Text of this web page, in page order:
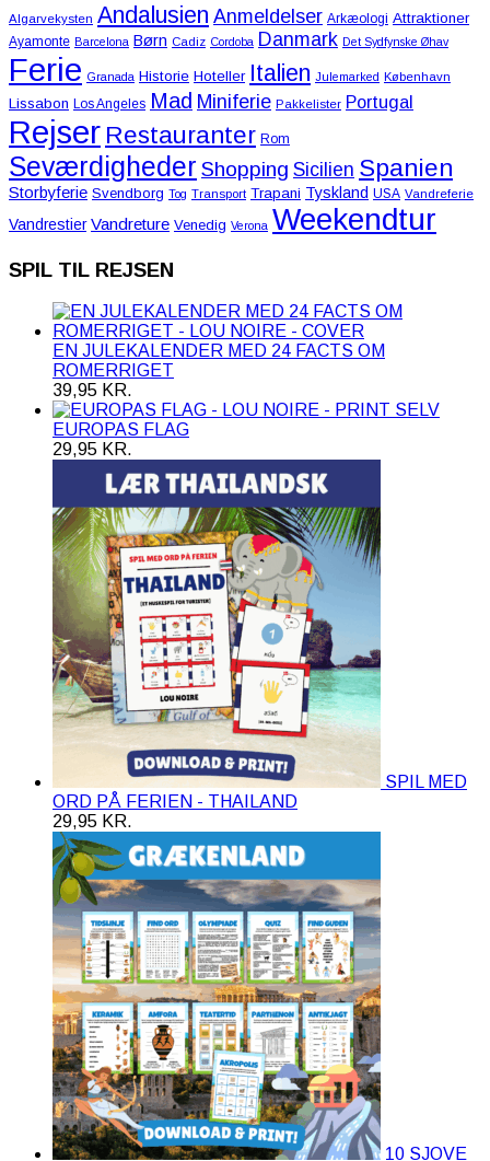
Algarvekysten Andalusien Anmeldelser Arkæologi Attraktioner
Ayamonte Barcelona Børn Cadiz Cordoba Danmark Det Sydfynske Øhav
Ferie Granada Historie Hoteller Italien Julemarked København
Lissabon Los Angeles Mad Miniferie Pakkelister Portugal
Rejser Restauranter Rom
Seværdigheder Shopping Sicilien Spanien
Storbyferie Svendborg Tog Transport Trapani Tyskland USA Vandreferie
Vandrestier Vandreture Venedig Verona Weekendtur
SPIL TIL REJSEN
EN JULEKALENDER MED 24 FACTS OM
ROMERRIGET
39,95 KR.
EUROPAS FLAG
29,95 KR.
SPIL MED
ORD PÅ FERIEN - THAILAND
29,95 KR.
10 SJOVE